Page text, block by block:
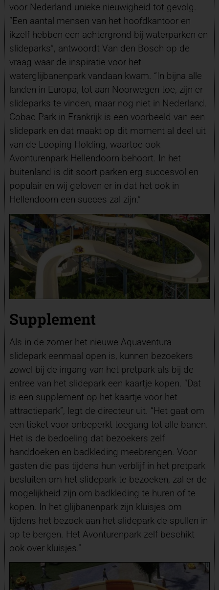
voor Nederland unieke nieuwigheid tot gevolg.
“Een aantal mensen van het hoofdkantoor en
ikzelf hebben een achtergrond bij waterparken en
slideparks”, antwoordt Van den Bosch op de
vraag waar de inspiratie voor het
waterglijbanenpark vandaan kwam. “In bijna alle
landen in Europa, tot aan Noorwegen toe, zijn er
slideparks te vinden, maar nog niet in Nederland.
Cobac Park in Frankrijk is een voorbeeld van een
slidepark en dat maakt op dit moment al deel uit
van de Looping Holding, waartoe ook
Avonturenpark Hellendoorn behoort. In het
buitenland is dit soort parken erg succesvol en
populair en wij geloven er in dat het ook in
Hellendoorn een succes zal zijn.”
Supplement
Als in de zomer het nieuwe Aquaventura
slidepark eenmaal open is, kunnen bezoekers
zowel bij de ingang van het pretpark als bij de
entree van het slidepark een kaartje kopen. “Dat
is een supplement op het kaartje voor het
attractiepark”, legt de directeur uit. “Het gaat om
een ticket voor onbeperkt toegang tot alle banen.
Het is de bedoeling dat bezoekers zelf
handdoeken en badkleding meebrengen. Voor
gasten die pas tijdens hun verblijf in het pretpark
besluiten om het slidepark te bezoeken, zal er de
mogelijkheid zijn om badkleding te huren of te
kopen. In het glijbanenpark zijn kluisjes om
tijdens het bezoek aan het slidepark de spullen in
op te bergen. Het Avonturenpark zelf beschikt
ook over kluisjes.”